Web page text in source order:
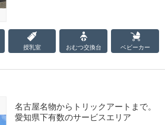
授乳室 おむつ交換台 ベビーカー
名古屋名物からトリックアートまで。
愛知県下有数のサービスエリア